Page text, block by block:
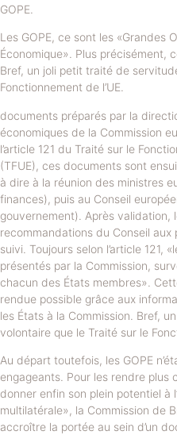
GOPE.
Les GOPE, ce sont les «Grandes
Économique». Plus précisément,
Bref, un joli petit traité de
Fonctionnement de l’UE.
documents préparés par la
économiques de la Commission
l’article 121 du Traité sur le
(TFUE), ces documents sont
à dire à la réunion des ministres
finances), puis au Conseil
gouvernement). Après validation,
recommandations du Conseil aux
suivi. Toujours selon l’article 121,
présentés par la Commission,
chacun des États membres».
rendue possible grâce aux
les États à la Commission. Bref,
volontaire que le Traité sur le
Au départ toutefois, les GOPE
engageants. Pour les rendre plus
donner enfin son plein potentiel à
multilatérale», la Commission de
accroître la portée au sein d’un